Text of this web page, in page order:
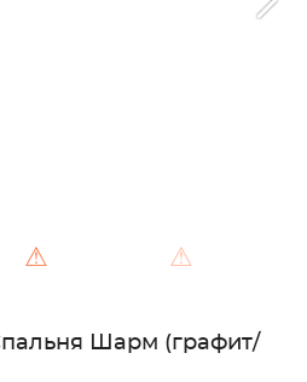
⚠ ⚠
Шарм (графит/